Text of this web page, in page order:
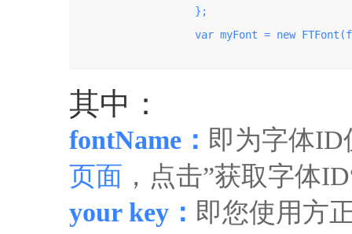
                    };
var myFont = new
其中：
fontName： 即为字体
页面 ，点击”获取字体
your key： 即您使用方